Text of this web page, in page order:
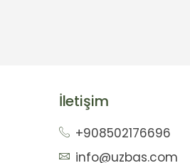
İletişim
+908502176696
info@uzbas.com